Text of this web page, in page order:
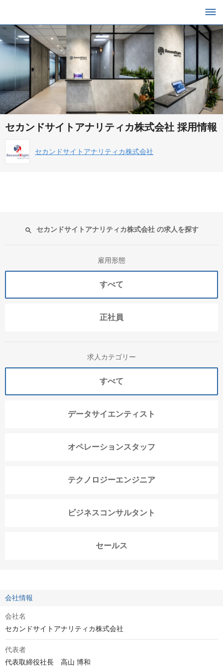
セカンドサイトアナリティカ株式会社 採用情報
セカンドサイトアナリティカ株式会社
セカンドサイトアナリティカ株式会社 の求人を探す
雇用形態
すべて
正社員
求人カテゴリー
すべて
データサイエンティスト
オペレーションスタッフ
テクノロジーエンジニア
ビジネスコンサルタント
セールス
会社情報
会社名
セカンドサイトアナリティカ株式会社
代表者
代表取締役社長　高山 博和